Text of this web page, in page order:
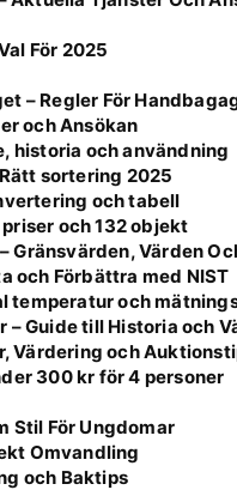
För 2025
– Regler För
och Ansökan
historia och användning
sortering 2025
och tabell
och 132 objekt
Gränsvärden, Värden
och Förbättra med NIST
temperatur och
Guide till Historia och
Värdering och
300 kr för 4 personer
Stil För Ungdomar
Omvandling
och Baktips